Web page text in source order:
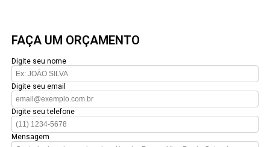
FAÇA UM ORÇAMENTO
Digite seu nome
Digite seu email
Digite seu telefone
Mensagem